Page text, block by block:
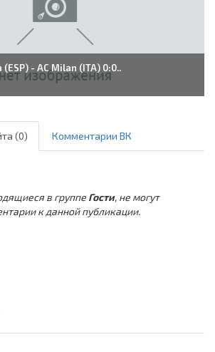
(ESP) - AC Milan (ITA) 0:0..
(0) Комментарии ВК
в группе Гости, не могут
к данной публикации.